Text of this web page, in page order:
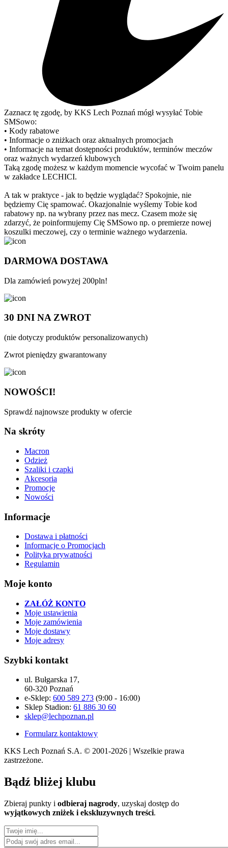
Zaznacz tę zgodę, by KKS Lech Poznań mógł wysyłać Tobie
SMSowo:
• Kody rabatowe
• Informacje o zniżkach oraz aktualnych promocjach
• Informacje na temat dostępności produktów, terminów meczów
oraz ważnych wydarzeń klubowych
Taką zgodę możesz w każdym momencie wycofać w Twoim panelu
w zakładce LECHICI.
A tak w praktyce - jak to będzie wyglądać? Spokojnie, nie
będziemy Cię spamować. Okazjonalnie wyślemy Tobie kod
rabatowy np. na wybrany przez nas mecz. Czasem może się
zdarzyć, że poinformujemy Cię SMSowo np. o premierze nowej
koszulki meczowej, czy o terminie ważnego wydarzenia.
DARMOWA DOSTAWA
Dla zamówień powyżej 200pln!
30 DNI NA ZWROT
(nie dotyczy produktów personalizowanych)
Zwrot pieniędzy gwarantowany
NOWOŚCI!
Sprawdź najnowsze produkty w ofercie
Na skróty
Macron
Odzież
Szaliki i czapki
Akcesoria
Promocje
Nowości
Informacje
Dostawa i płatności
Informacje o Promocjach
Polityka prywatności
Regulamin
Moje konto
ZAŁÓŻ KONTO
Moje ustawienia
Moje zamówienia
Moje dostawy
Moje adresy
Szybki kontakt
ul. Bułgarska 17,
60-320 Poznań
e-Sklep: 600 589 273 (9:00 - 16:00)
Sklep Stadion: 61 886 30 60
sklep@lechpoznan.pl
Formularz kontaktowy
KKS Lech Poznań S.A. © 2001-2026 | Wszelkie prawa
zastrzeżone.
Bądź bliżej klubu
Zbieraj punkty i odbieraj nagrody, uzyskaj dostęp do
wyjątkowych zniżek i ekskluzywnych treści.